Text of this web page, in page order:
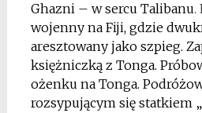
Ghazni – w sercu Talibanu.
wojenny na Fiji, gdzie
aresztowany jako szpieg.
księżniczką z Tonga.
ożenku na Tonga.
rozsypującym się statkiem